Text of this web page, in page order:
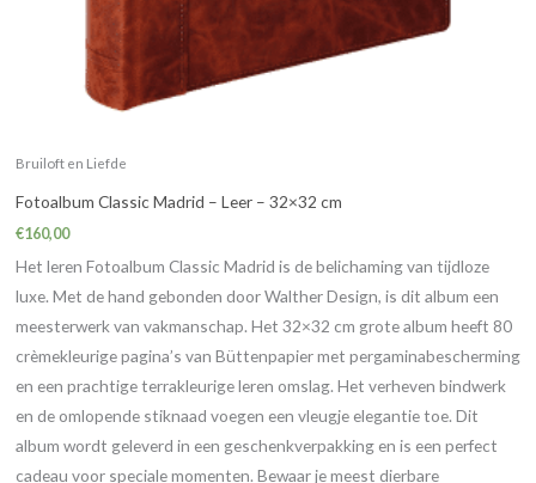
Bruiloft en Liefde
Fotoalbum Classic Madrid – Leer – 32×32 cm
€160,00
Het leren Fotoalbum Classic Madrid is de belichaming van tijdloze
luxe. Met de hand gebonden door Walther Design, is dit album een
meesterwerk van vakmanschap. Het 32×32 cm grote album heeft 80
crèmekleurige pagina’s van Büttenpapier met pergaminabescherming
en een prachtige terrakleurige leren omslag. Het verheven bindwerk
en de omlopende stiknaad voegen een vleugje elegantie toe. Dit
album wordt geleverd in een geschenkverpakking en is een perfect
cadeau voor speciale momenten. Bewaar je meest dierbare